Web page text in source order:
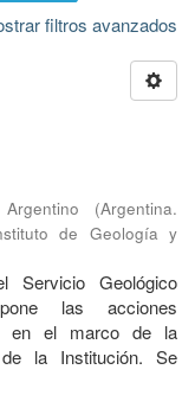
filtros avanzados
(Argentina.
de Geología y
Servicio Geológico
las acciones
en el marco de la
la Institución. Se